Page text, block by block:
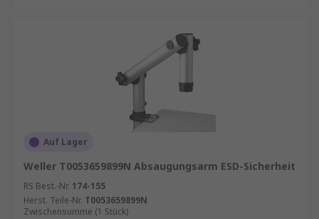
Auf Lager
Weller T0053659899N Absaugungsarm ESD-Sicherheit
RS Best.-Nr. 174-155
Herst. Teile-Nr. T0053659899N
Zwischensumme (1 Stück)